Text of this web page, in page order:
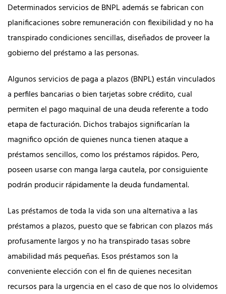
Determinados servicios de BNPL además se fabrican con
planificaciones sobre remuneración con flexibilidad y no ha
transpirado condiciones sencillas, diseñados de proveer la
gobierno del préstamo a las personas.
Algunos servicios de paga a plazos (BNPL) están vinculados
a perfiles bancarias o bien tarjetas sobre crédito, cual
permiten el pago maquinal de una deuda referente a todo
etapa de facturación. Dichos trabajos significarían la
magnifico opción de quienes nunca tienen ataque a
préstamos sencillos, como los préstamos rápidos. Pero,
poseen usarse con manga larga cautela, por consiguiente
podrán producir rápidamente la deuda fundamental.
Las préstamos de toda la vida son una alternativa a las
préstamos a plazos, puesto que se fabrican con plazos más
profusamente largos y no ha transpirado tasas sobre
amabilidad más pequeñas. Esos préstamos son la
conveniente elección con el fin de quienes necesitan
recursos para la urgencia en el caso de que nos lo olvidemos